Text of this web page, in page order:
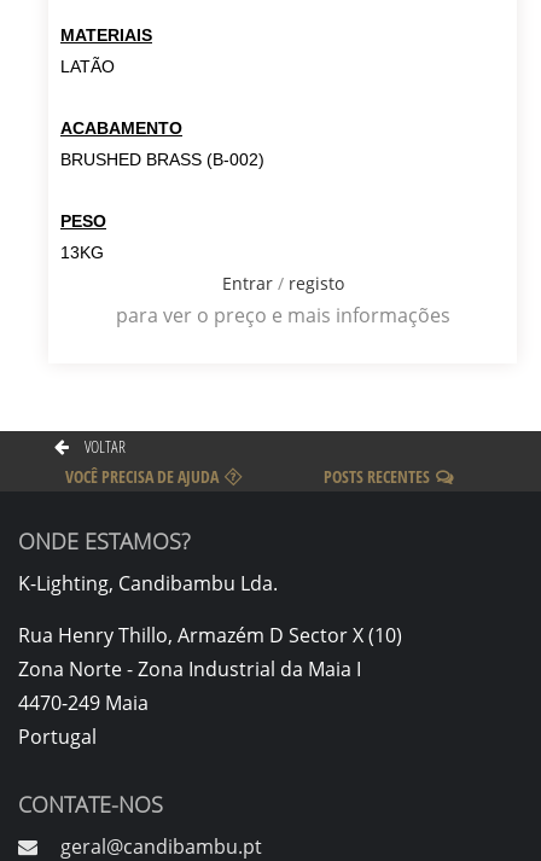
MATERIAIS
LATÃO
ACABAMENTO
BRUSHED BRASS (B-002)
PESO
13KG
Entrar/ registo
para ver o preço e mais informações
VOLTAR
VOCÊ PRECISA DE AJUDA
POSTS RECENTES
ONDE ESTAMOS?
K-Lighting, Candibambu Lda.
Rua Henry Thillo, Armazém D Sector X (10)
Zona Norte - Zona Industrial da Maia I
4470-249 Maia
Portugal
CONTATE-NOS
geral@candibambu.pt